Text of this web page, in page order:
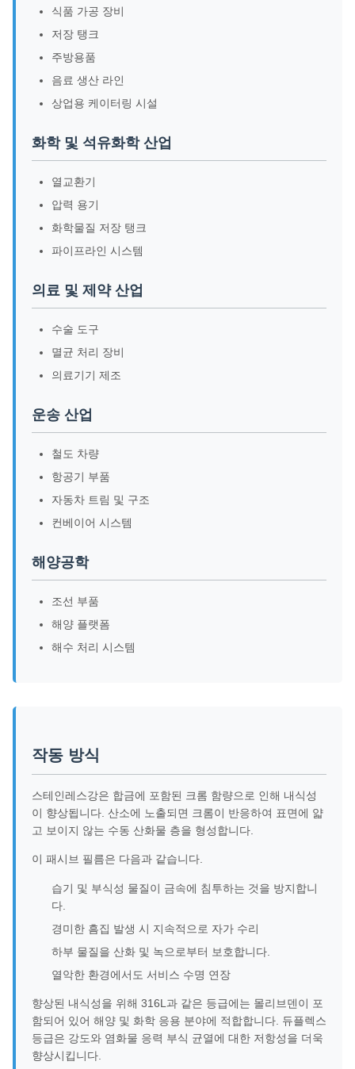
식품 가공 장비
저장 탱크
주방용품
음료 생산 라인
상업용 케이터링 시설
화학 및 석유화학 산업
열교환기
압력 용기
화학물질 저장 탱크
파이프라인 시스템
의료 및 제약 산업
수술 도구
멸균 처리 장비
의료기기 제조
운송 산업
철도 차량
항공기 부품
자동차 트림 및 구조
컨베이어 시스템
해양공학
조선 부품
해양 플랫폼
해수 처리 시스템
작동 방식
스테인레스강은 합금에 포함된 크롬 함량으로 인해 내식성
이 향상됩니다. 산소에 노출되면 크롬이 반응하여 표면에 얇
고 보이지 않는 수동 산화물 층을 형성합니다.
이 패시브 필름은 다음과 같습니다.
습기 및 부식성 물질이 금속에 침투하는 것을 방지합니
다.
경미한 흠집 발생 시 지속적으로 자가 수리
하부 물질을 산화 및 녹으로부터 보호합니다.
열악한 환경에서도 서비스 수명 연장
향상된 내식성을 위해 316L과 같은 등급에는 몰리브덴이 포
함되어 있어 해양 및 화학 응용 분야에 적합합니다. 듀플렉스
등급은 강도와 ​​염화물 응력 부식 균열에 대한 저항성을 더욱
향상시킵니다.